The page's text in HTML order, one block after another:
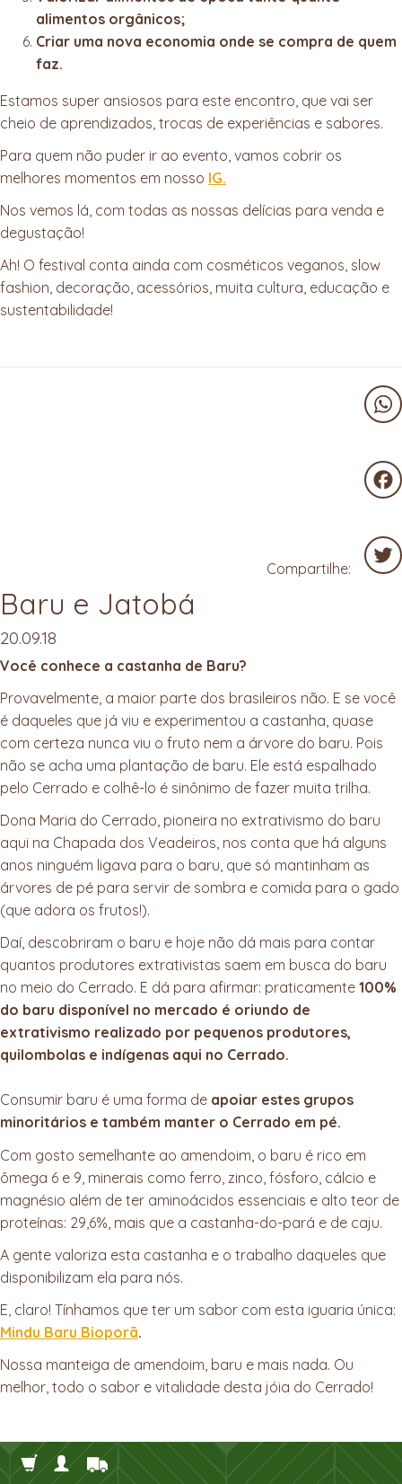
alimentos orgânicos;
Criar uma nova economia onde se compra de quem
faz.
Estamos super ansiosos para este encontro, que vai ser
cheio de aprendizados, trocas de experiências e sabores.
Para quem não puder ir ao evento, vamos cobrir os
melhores momentos em nosso IG.
Nos vemos lá, com todas as nossas delícias para venda e
degustação!
Ah! O festival conta ainda com cosméticos veganos, slow
fashion, decoração, acessórios, muita cultura, educação e
sustentabilidade!
Compartilhe:
Baru e Jatobá
20.09.18
Você conhece a castanha de Baru?
Provavelmente, a maior parte dos brasileiros não. E se você
é daqueles que já viu e experimentou a castanha, quase
com certeza nunca viu o fruto nem a árvore do baru. Pois
não se acha uma plantação de baru. Ele está espalhado
pelo Cerrado e colhê-lo é sinônimo de fazer muita trilha.
Dona Maria do Cerrado, pioneira no extrativismo do baru
aqui na Chapada dos Veadeiros, nos conta que há alguns
anos ninguém ligava para o baru, que só mantinham as
árvores de pé para servir de sombra e comida para o gado
(que adora os frutos!).
Daí, descobriram o baru e hoje não dá mais para contar
quantos produtores extrativistas saem em busca do baru
no meio do Cerrado. E dá para afirmar: praticamente 100%
do baru disponível no mercado é oriundo de
extrativismo realizado por pequenos produtores,
quilombolas e indígenas aqui no Cerrado.
Consumir baru é uma forma de apoiar estes grupos
minoritários e também manter o Cerrado em pé.
Com gosto semelhante ao amendoim, o baru é rico em
ômega 6 e 9, minerais como ferro, zinco, fósforo, cálcio e
magnésio além de ter aminoácidos essenciais e alto teor de
proteínas: 29,6%, mais que a castanha-do-pará e de caju.
A gente valoriza esta castanha e o trabalho daqueles que
disponibilizam ela para nós.
E, claro! Tínhamos que ter um sabor com esta iguaria única:
Mindu Baru Bioporã.
Nossa manteiga de amendoim, baru e mais nada. Ou
melhor, todo o sabor e vitalidade desta jóia do Cerrado!
E a farinha de Jatobá? Você já ouviu falar?